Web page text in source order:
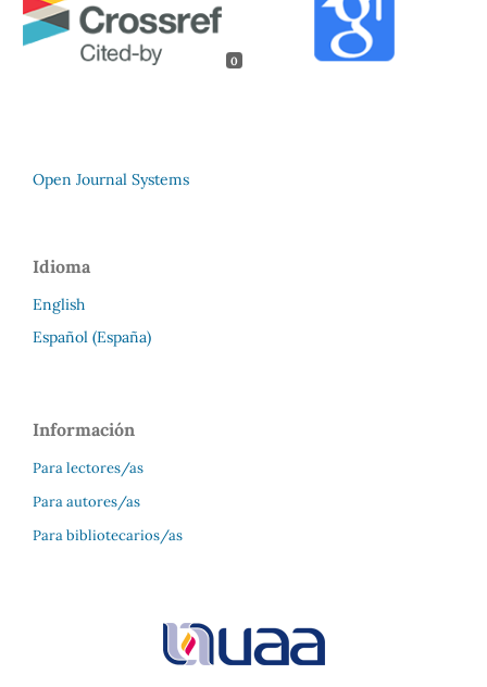
0
Open Journal Systems
Idioma
English
Español (España)
Información
Para lectores/as
Para autores/as
Para bibliotecarios/as